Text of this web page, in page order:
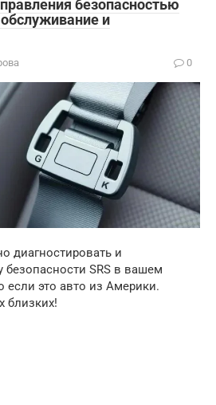
безопасностью
и
0
диагностировать и
безопасности SRS в вашем
если это авто из Америки.
близких!